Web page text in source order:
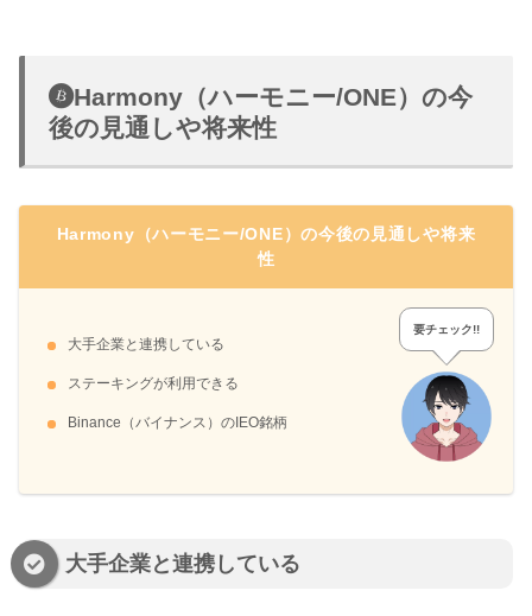
Harmony（ハーモニー/ONE）の今
後の見通しや将来性
Harmony（ハーモニー/ONE）の今後の見通しや将来
性
大手企業と連携している
ステーキングが利用できる
Binance（バイナンス）のIEO銘柄
要チェック!!
大手企業と連携している